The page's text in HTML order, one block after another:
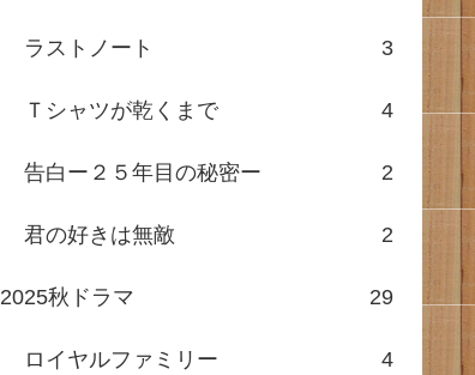
ラストノート 3
Ｔシャツが乾くまで 4
告白ー２５年目の秘密ー 2
君の好きは無敵 2
2025秋ドラマ 29
ロイヤルファミリー 4